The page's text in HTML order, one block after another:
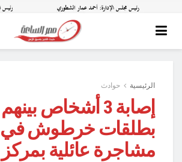
الرئيسية حوادث
إصابة 3 أشخاص
بطلقات خرطوش في
مشاجرة عائلية